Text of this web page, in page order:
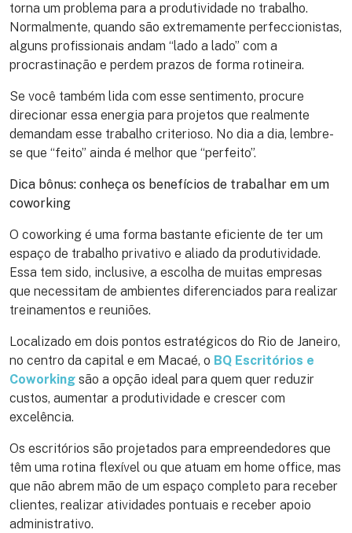
torna um problema para a produtividade no trabalho.
Normalmente, quando são extremamente perfeccionistas,
alguns profissionais andam “lado a lado” com a
procrastinação e perdem prazos de forma rotineira.
Se você também lida com esse sentimento, procure
direcionar essa energia para projetos que realmente
demandam esse trabalho criterioso. No dia a dia, lembre-
se que “feito” ainda é melhor que “perfeito”.
Dica bônus: conheça os benefícios de trabalhar em um
coworking
O coworking é uma forma bastante eficiente de ter um
espaço de trabalho privativo e aliado da produtividade.
Essa tem sido, inclusive, a escolha de muitas empresas
que necessitam de ambientes diferenciados para realizar
treinamentos e reuniões.
Localizado em dois pontos estratégicos do Rio de Janeiro,
no centro da capital e em Macaé, o BQ Escritórios e
Coworking são a opção ideal para quem quer reduzir
custos, aumentar a produtividade e crescer com
excelência.
Os escritórios são projetados para empreendedores que
têm uma rotina flexível ou que atuam em home office, mas
que não abrem mão de um espaço completo para receber
clientes, realizar atividades pontuais e receber apoio
administrativo.